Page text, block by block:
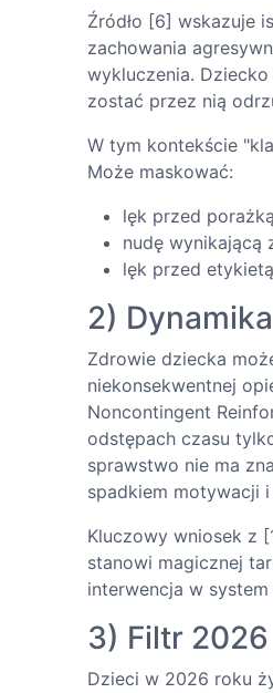
Źródło [6] wskazuje
zachowania
wykluczenia.
zostać przez nią
W tym kontekście
Może maskować:
lęk przed
nudę wynikającą
lęk przed
2)
Zdrowie dziecka
niekonsekwentnej
Noncontingent
odstępach czasu
sprawstwo nie ma
spadkiem motywacji
Kluczowy wniosek z
stanowi magicznej
interwencja w
3) Filtr 2026
Dzieci w 2026 roku